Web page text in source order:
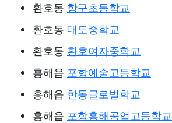
환호동 항구초등학교
환호동 대도중학교
환호동 환호여자중학교
흥해읍 포항예술고등학교
흥해읍 한동글로벌학교
흥해읍 포항흥해공업고등학교